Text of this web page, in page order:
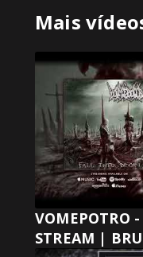
Mais
VOMEPOTRO
STREAM |